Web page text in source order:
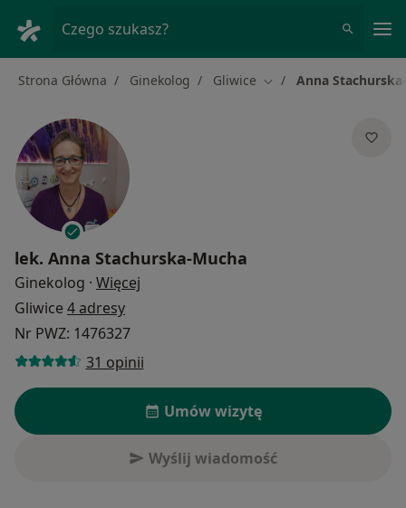
Czego szukasz?
Strona Główna Ginekolog Gliwice Zmień miasto
Anna
lek. Anna Stachurska-Mucha
Ginekolog · Więcej
Gliwice 4 adresy
Nr PWZ: 1476327
31 opinii
Umów wizytę
Wyślij wiadomość